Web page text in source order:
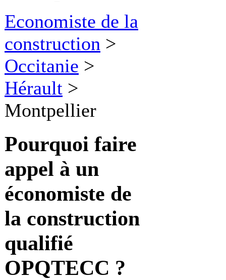
Economiste de la
construction >
Occitanie >
Hérault >
Montpellier
Pourquoi faire
appel à un
économiste de
la construction
qualifié
OPQTECC ?